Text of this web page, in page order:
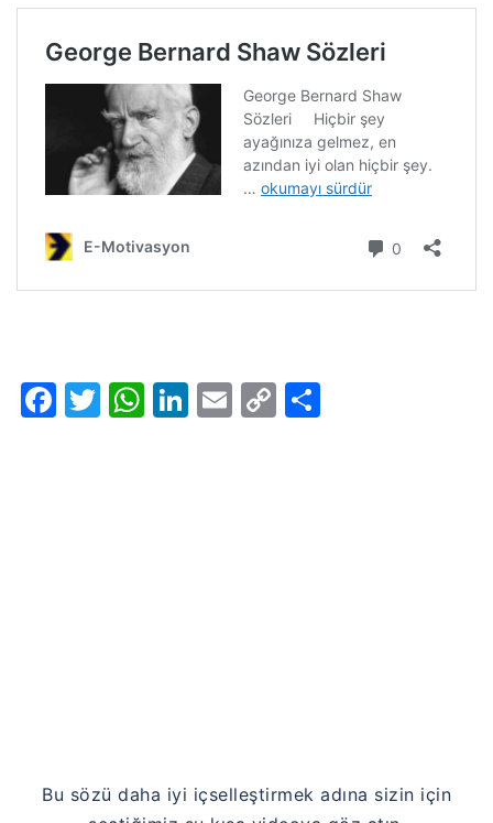
Facebook
Twitter
WhatsApp
LinkedIn
Email
Copy
Bu sözü daha iyi içselleştirmek adına sizin için